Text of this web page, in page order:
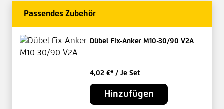
Passendes Zubehör
Dübel Fix-Anker M10-30/90 V2A
4,02 €* / Je Set
Hinzufügen